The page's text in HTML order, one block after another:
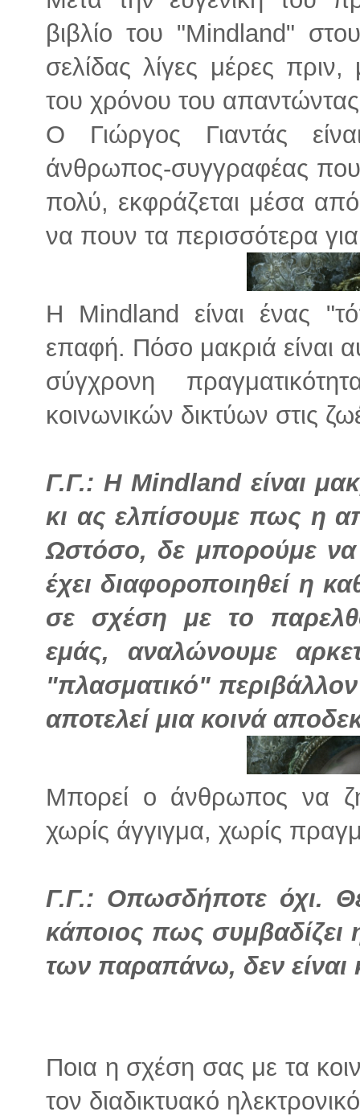
βιβλίο του "Mindland"
σελίδας λίγες μέρες
του χρόνου του
Ο Γιώργος Γιαντάς
άνθρωπος-συγγραφέας που,
πολύ, εκφράζεται μέσα
να πουν τα περισσότερα για
Η Mindland είναι ένας
επαφή. Πόσο μακριά είναι
σύγχρονη
κοινωνικών δικτύων στις
Γ.Γ.: Η Μindland είναι
κι ας ελπίσουμε πως η
Ωστόσο, δε μπορούμε
έχει διαφοροποιηθεί η
σε σχέση με το
εμάς, αναλώνουμε
"πλασματικό"
αποτελεί μια κοινά
Μπορεί ο άνθρωπος να
χωρίς άγγιγμα, χωρίς
Γ.Γ.: Οπωσδήποτε όχι.
κάποιος πως συμβαδίζει
των παραπάνω, δεν είναι
Ποια η σχέση σας με τα
τον διαδικτυακό